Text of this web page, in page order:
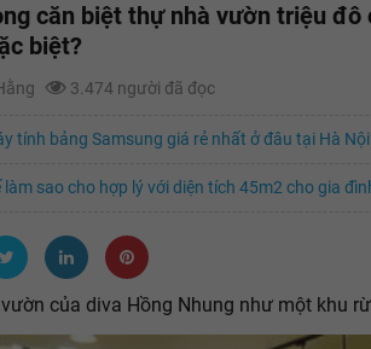
căn biệt thự nhà vườn triệu đô
biệt?
3.474 người đã đọc
tính bảng Samsung giá rẻ nhất ở đâu tại Hà
làm sao cho hợp lý với diện tích 45m2 cho gia
của diva Hồng Nhung như một khu